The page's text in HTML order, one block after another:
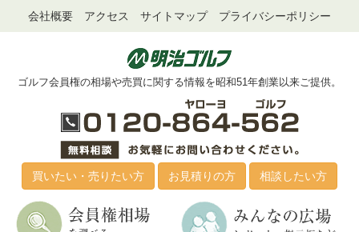
会社概要 アクセス サイトマップ プライバシーポリシー
ゴルフ会員権の相場や売買に関する情報を昭和51年創業以来ご提供。
買いたい・売りたい方 お見積りの方 相談したい方